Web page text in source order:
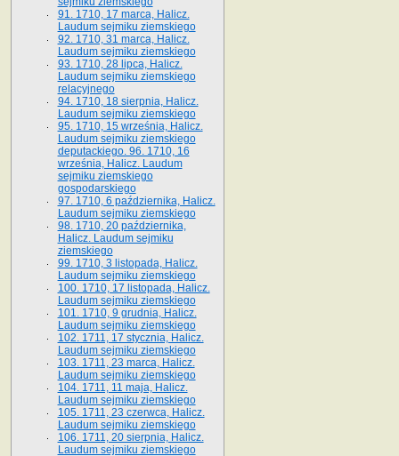
91. 1710, 17 marca, Halicz.
Laudum sejmiku ziemskiego
92. 1710, 31 marca, Halicz.
Laudum sejmiku ziemskiego
93. 1710, 28 lipca, Halicz.
Laudum sejmiku ziemskiego
relacyjnego
94. 1710, 18 sierpnia, Halicz.
Laudum sejmiku ziemskiego
95. 1710, 15 września, Halicz.
Laudum sejmiku ziemskiego
deputackiego. 96. 1710, 16
września, Halicz. Laudum
sejmiku ziemskiego
gospodarskiego
97. 1710, 6 października, Halicz.
Laudum sejmiku ziemskiego
98. 1710, 20 października,
Halicz. Laudum sejmiku
ziemskiego
99. 1710, 3 listopada, Halicz.
Laudum sejmiku ziemskiego
100. 1710, 17 listopada, Halicz.
Laudum sejmiku ziemskiego
101. 1710, 9 grudnia, Halicz.
Laudum sejmiku ziemskiego
102. 1711, 17 stycznia, Halicz.
Laudum sejmiku ziemskiego
103. 1711, 23 marca, Halicz.
Laudum sejmiku ziemskiego
104. 1711, 11 maja, Halicz.
Laudum sejmiku ziemskiego
105. 1711, 23 czerwca, Halicz.
Laudum sejmiku ziemskiego
106. 1711, 20 sierpnia, Halicz.
Laudum sejmiku ziemskiego